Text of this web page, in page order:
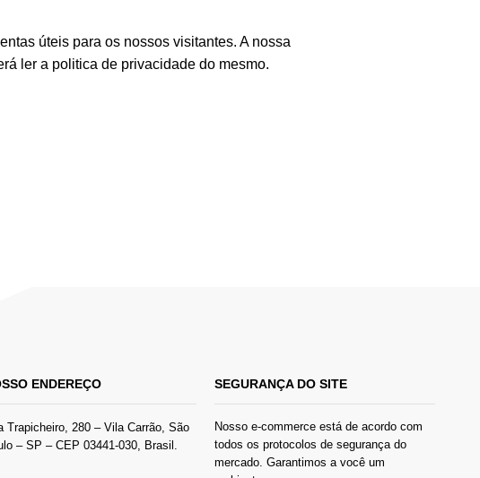
úteis para os nossos visitantes. A nossa
ler a politica de privacidade do mesmo.
ENDEREÇO
Trapicheiro, 280 – Vila Carrão, São
– SP – CEP 03441-030, Brasil.
SEGURANÇA DO SITE
Nosso e-commerce está de acordo com
todos os protocolos de segurança do
mercado. Garantimos a você um